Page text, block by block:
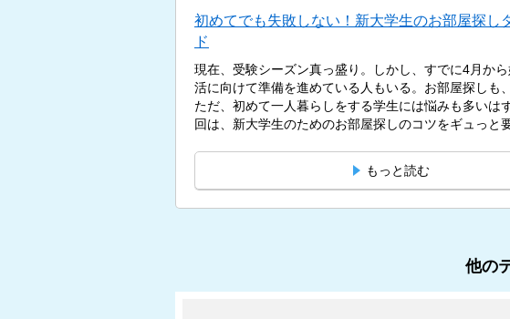
初めてでも失敗しない！新大学生のお部屋探し
ド
現在、受験シーズン真っ盛り。しかし、すでに4月か
活に向けて準備を進めている人もいる。お部屋探しも
ただ、初めて一人暮らしをする学生には悩みも多いは
回は、新大学生のためのお部屋探しのコツをギュっと
もっと読む
他の